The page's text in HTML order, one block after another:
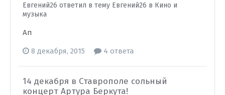
Евгений26 ответил в тему Евгений26 в Кино и
музыка
Ап
8 декабря, 2015 4 ответа
14 декабря в Ставрополе сольный
концерт Артура Беркута!